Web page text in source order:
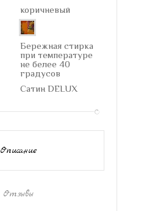
коричневый
Бережная стирка
при температуре
не белее 40
градусов
Сатин DELUX
Описание
Отзывы